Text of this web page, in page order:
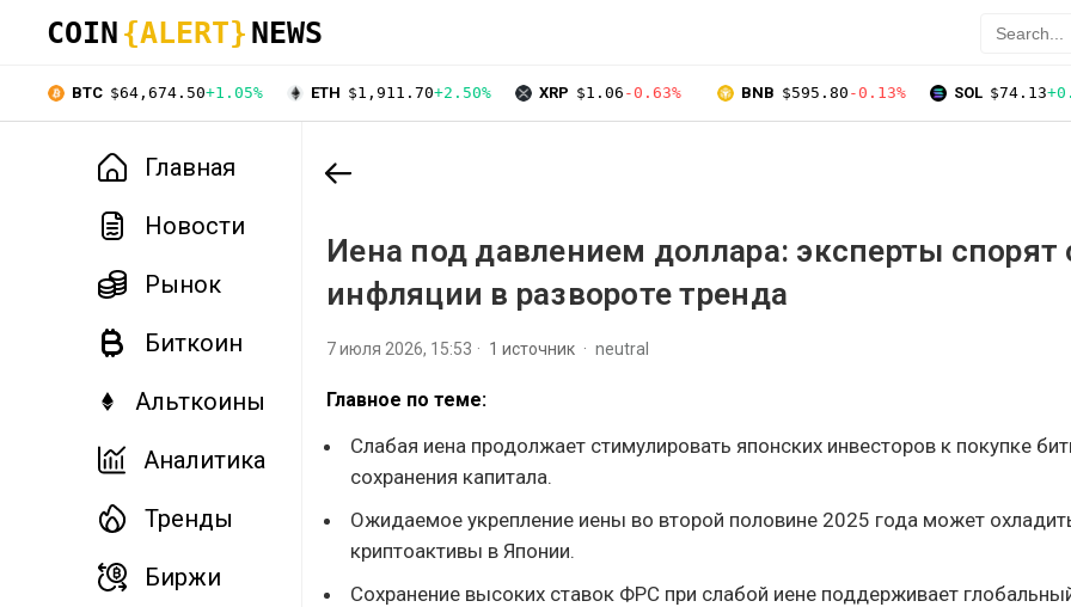
COIN {ALERT} NEWS
BTC $64,674.50+1.05% ETH $1,911.70+2.50% XRP $1.06 -0.63% BNB $595.80 -0.13% SOL $74.13
Главная
Новости
Рынок
Биткоин
Альткоины
Аналитика
Тренды
Биржи
Иена под давлением доллара: эксперты спорят
инфляции в развороте тренда
7 июля 2026, 15:53 1 источник neutral
Главное по теме:
Слабая иена продолжает стимулировать японских инвесторов к покупке
сохранения капитала.
Ожидаемое укрепление иены во второй половине 2025 года может
криптоактивы в Японии.
Сохранение высоких ставок ФРС при слабой иене поддерживает